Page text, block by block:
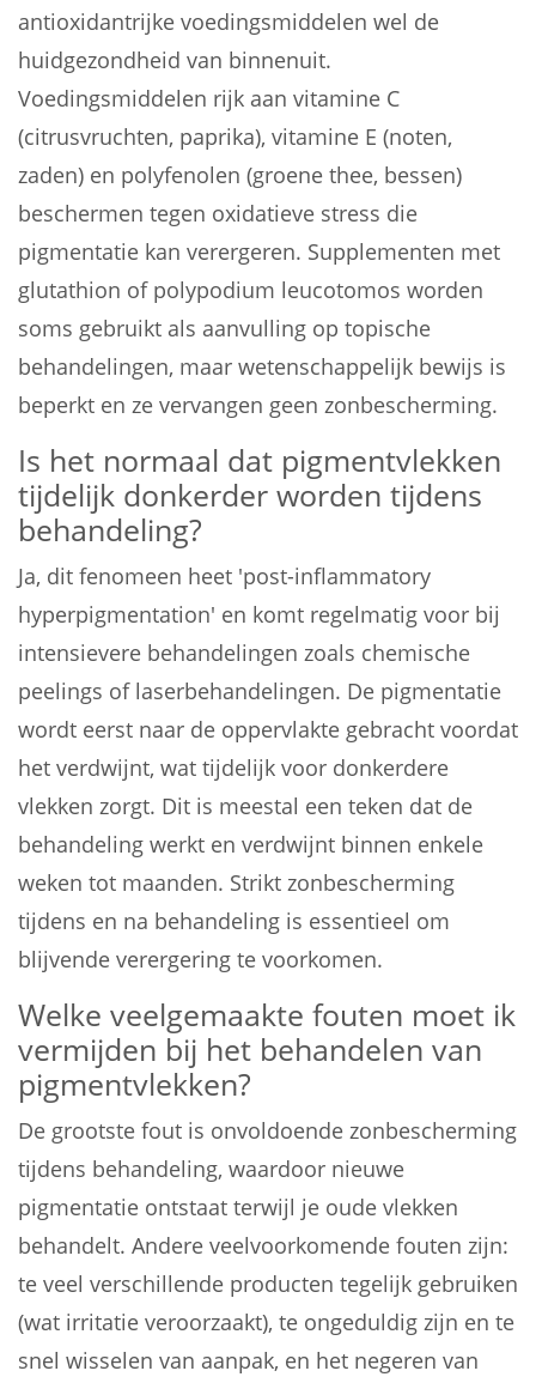
antioxidantrijke voedingsmiddelen wel de
huidgezondheid van binnenuit.
Voedingsmiddelen rijk aan vitamine C
(citrusvruchten, paprika), vitamine E (noten,
zaden) en polyfenolen (groene thee, bessen)
beschermen tegen oxidatieve stress die
pigmentatie kan verergeren. Supplementen met
glutathion of polypodium leucotomos worden
soms gebruikt als aanvulling op topische
behandelingen, maar wetenschappelijk bewijs is
beperkt en ze vervangen geen zonbescherming.
Is het normaal dat pigmentvlekken
tijdelijk donkerder worden tijdens
behandeling?
Ja, dit fenomeen heet 'post-inflammatory
hyperpigmentation' en komt regelmatig voor bij
intensievere behandelingen zoals chemische
peelings of laserbehandelingen. De pigmentatie
wordt eerst naar de oppervlakte gebracht voordat
het verdwijnt, wat tijdelijk voor donkerdere
vlekken zorgt. Dit is meestal een teken dat de
behandeling werkt en verdwijnt binnen enkele
weken tot maanden. Strikt zonbescherming
tijdens en na behandeling is essentieel om
blijvende verergering te voorkomen.
Welke veelgemaakte fouten moet ik
vermijden bij het behandelen van
pigmentvlekken?
De grootste fout is onvoldoende zonbescherming
tijdens behandeling, waardoor nieuwe
pigmentatie ontstaat terwijl je oude vlekken
behandelt. Andere veelvoorkomende fouten zijn:
te veel verschillende producten tegelijk gebruiken
(wat irritatie veroorzaakt), te ongeduldig zijn en te
snel wisselen van aanpak, en het negeren van